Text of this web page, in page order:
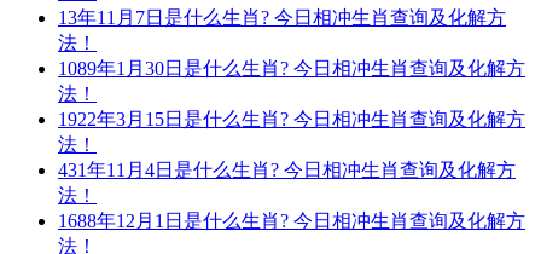
13年11月7日是什么生肖? 今日相冲生肖查询及化解方
法！
1089年1月30日是什么生肖? 今日相冲生肖查询及化解方
法！
1922年3月15日是什么生肖? 今日相冲生肖查询及化解方
法！
431年11月4日是什么生肖? 今日相冲生肖查询及化解方
法！
1688年12月1日是什么生肖? 今日相冲生肖查询及化解方
法！